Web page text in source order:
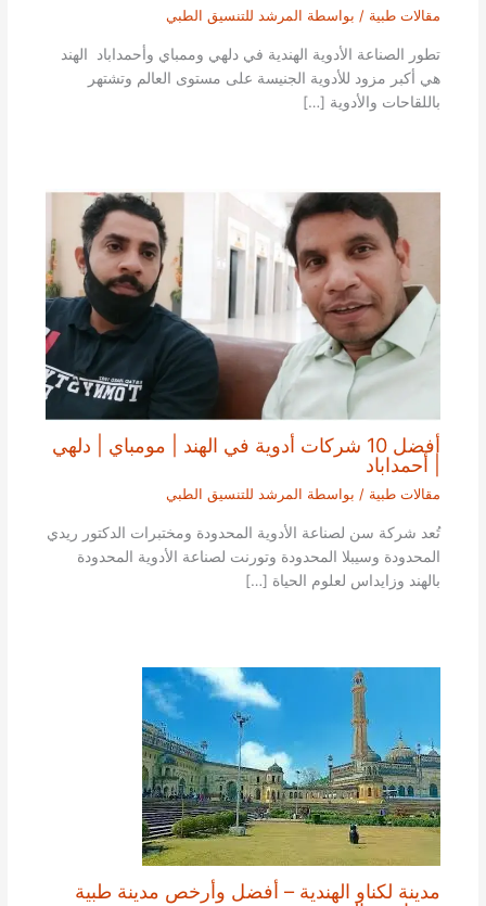
مقالات طبية / بواسطة المرشد للتنسيق الطبي
تطور الصناعة الأدوية الهندية في دلهي وممباي وأحمداباد الهند
هي أكبر مزود للأدوية الجنيسة على مستوى العالم وتشتهر
باللقاحات والأدوية […]
أفضل 10 شركات أدوية في الهند | مومباي | دلهي
| أحمداباد
مقالات طبية / بواسطة المرشد للتنسيق الطبي
تُعد شركة سن لصناعة الأدوية المحدودة ومختبرات الدكتور ريدي
المحدودة وسيبلا المحدودة وتورنت لصناعة الأدوية المحدودة
بالهند وزايداس لعلوم الحياة […]
مدينة لكناو الهندية – أفضل وأرخص مدينة طبية